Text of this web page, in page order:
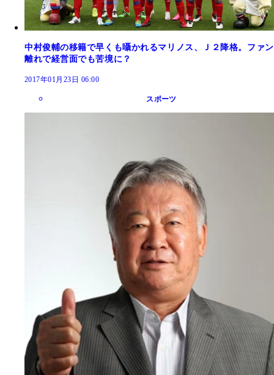
中村俊輔の移籍で早くも囁かれるマリノス、Ｊ２降格。ファン
離れで経営面でも苦境に？
2017年01月23日 06:00
スポーツ